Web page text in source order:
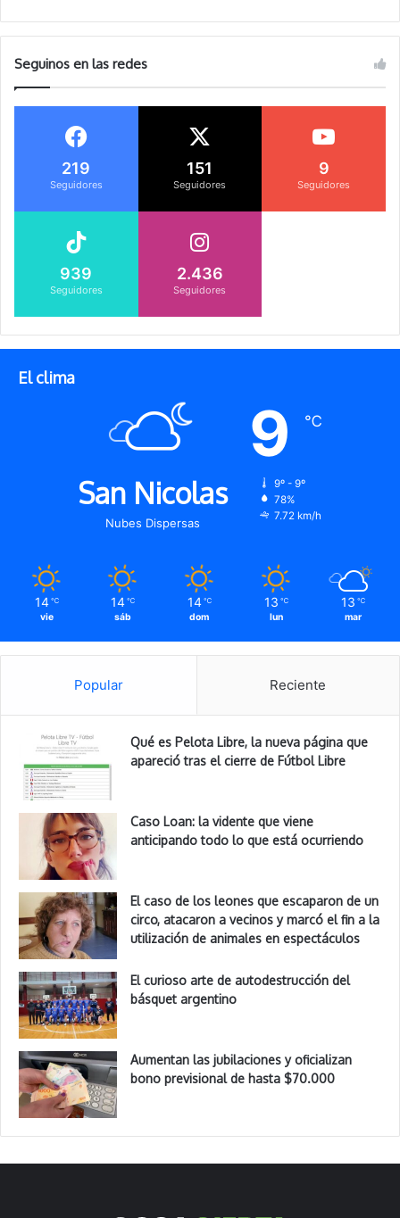
Seguinos en las redes
219
Seguidores
151
Seguidores
9
Seguidores
939
Seguidores
2.436
Seguidores
El clima
San Nicolas
Nubes Dispersas
9 ℃
9º - 9º
78%
7.72 km/h
14 ℃
vie
14 ℃
sáb
14 ℃
dom
13 ℃
lun
13 ℃
mar
Popular Reciente
Qué es Pelota Libre, la nueva página que
apareció tras el cierre de Fútbol Libre
Caso Loan: la vidente que viene
anticipando todo lo que está ocurriendo
El caso de los leones que escaparon de un
circo, atacaron a vecinos y marcó el fin a la
utilización de animales en espectáculos
El curioso arte de autodestrucción del
básquet argentino
Aumentan las jubilaciones y oficializan
bono previsional de hasta $70.000